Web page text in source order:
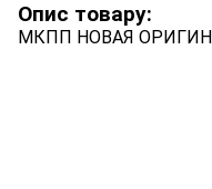
Опис товару:
МКПП НОВАЯ